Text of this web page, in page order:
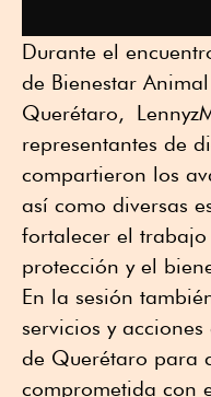
Durante el
de Bienestar Animal
Querétaro, Lennyz
representantes de
compartieron los
así como diversas
fortalecer el
protección y el
En la sesión
servicios y
de Querétaro para
comprometida con